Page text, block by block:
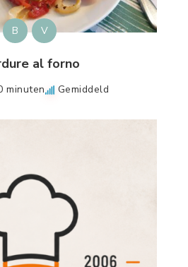
B V
al forno
minuten Gemiddeld